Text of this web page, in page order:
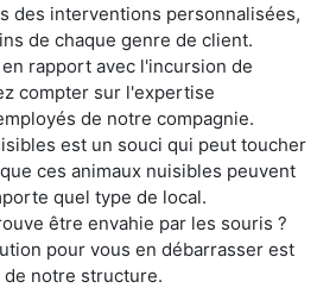
des interventions personnalisées,
de chaque genre de client.
rapport avec l'incursion de
compter sur l'expertise
de notre compagnie.
est un souci qui peut toucher
ces animaux nuisibles peuvent
quel type de local.
être envahie par les souris ?
pour vous en débarrasser est
notre structure.